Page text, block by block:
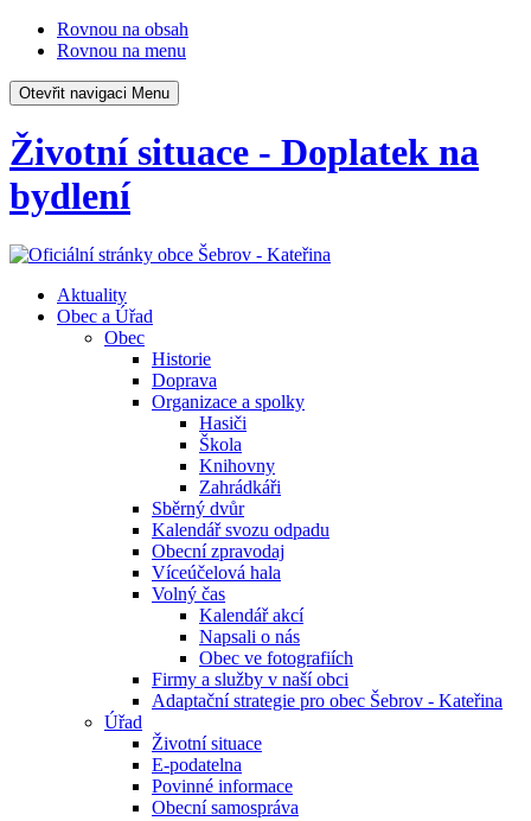
Rovnou na obsah
Rovnou na menu
Otevřit navigaci Menu
Životní situace - Doplatek na
bydlení
Aktuality
Obec a Úřad
Obec
Historie
Doprava
Organizace a spolky
Hasiči
Škola
Knihovny
Zahrádkáři
Sběrný dvůr
Kalendář svozu odpadu
Obecní zpravodaj
Víceúčelová hala
Volný čas
Kalendář akcí
Napsali o nás
Obec ve fotografiích
Firmy a služby v naší obci
Adaptační strategie pro obec Šebrov - Kateřina
Úřad
Životní situace
E-podatelna
Povinné informace
Obecní samospráva